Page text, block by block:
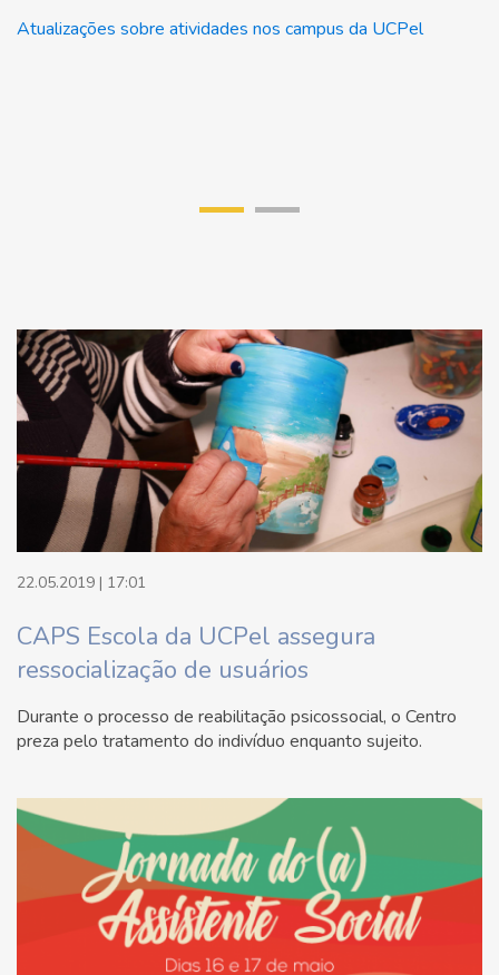
Atualizações sobre atividades nos campus da UCPel
22.05.2019 | 17:01
CAPS Escola da UCPel assegura
ressocialização de usuários
Durante o processo de reabilitação psicossocial, o Centro
preza pelo tratamento do indivíduo enquanto sujeito.